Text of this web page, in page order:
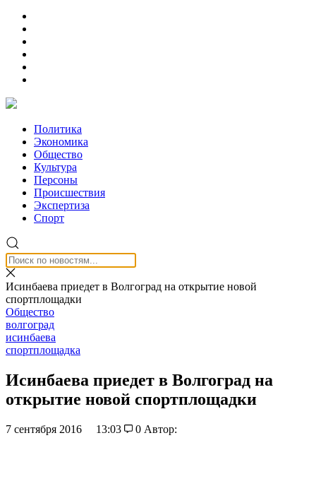
Политика
Экономика
Общество
Культура
Персоны
Происшествия
Экспертиза
Спорт
Исинбаева приедет в Волгоград на открытие новой
спортплощадки
Общество
волгоград
исинбаева
спортплощадка
Исинбаева приедет в Волгоград на
открытие новой спортплощадки
7 сентября 2016 13:03 0 Автор: